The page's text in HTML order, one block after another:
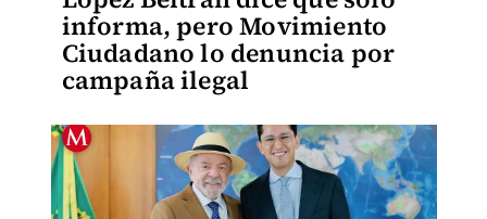
informa, pero Movimiento
Ciudadano lo denuncia por
campaña ilegal